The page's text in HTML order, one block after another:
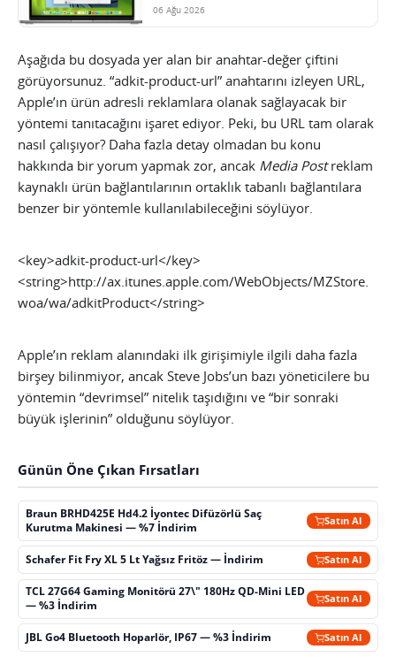
06 Ağu 2026
Aşağıda bu dosyada yer alan bir anahtar-değer çiftini
görüyorsunuz. “adkit-product-url” anahtarını izleyen URL,
Apple’ın ürün adresli reklamlara olanak sağlayacak bir
yöntemi tanıtacağını işaret ediyor. Peki, bu URL tam olarak
nasıl çalışıyor? Daha fazla detay olmadan bu konu
hakkında bir yorum yapmak zor, ancak Media Postreklam
kaynaklı ürün bağlantılarının ortaklık tabanlı bağlantılara
benzer bir yöntemle kullanılabileceğini söylüyor.
<key>adkit-product-url</key>
<string>http://ax.itunes.apple.com/WebObjects/MZStore.
woa/wa/adkitProduct</string>
Apple’ın reklam alanındaki ilk girişimiyle ilgili daha fazla
birşey bilinmiyor, ancak Steve Jobs’un bazı yöneticilere bu
yöntemin “devrimsel” nitelik taşıdığını ve “bir sonraki
büyük işlerinin” olduğunu söylüyor.
Günün Öne Çıkan Fırsatları
Braun BRHD425E Hd4.2 İyontec Difüzörlü Saç
Kurutma Makinesi — %7 İndirim
Satın Al
Schafer Fit Fry XL 5 Lt Yağsız Fritöz — İndirim Satın Al
TCL 27G64 Gaming Monitörü 27\" 180Hz QD-Mini LED
— %3 İndirim
Satın Al
JBL Go4 Bluetooth Hoparlör, IP67 — %3 İndirim Satın Al